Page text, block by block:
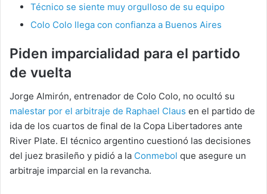
Técnico se siente muy orgulloso de su equipo
Colo Colo llega con confianza a Buenos Aires
Piden imparcialidad para el partido
de vuelta
Jorge Almirón, entrenador de Colo Colo, no ocultó su
malestar por el arbitraje de Raphael Claus en el partido de
ida de los cuartos de final de la Copa Libertadores ante
River Plate. El técnico argentino cuestionó las decisiones
del juez brasileño y pidió a la Conmebol que asegure un
arbitraje imparcial en la revancha.